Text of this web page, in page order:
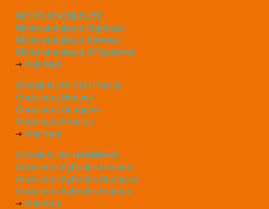
MICRO-ONDULEURS
Micro-onduleurs Enphase
Micro-onduleurs Atmoce
Micro-onduleurs APsystems
Voir tout
ONDULEURS CENTRAUX
Onduleurs Huawei
Onduleurs Sungrow
Onduleurs Fronius
Voir tout
ONDULEURS HYBRIDES
Onduleurs hybrides Huawei
Onduleurs hybrides Sungrow
Onduleurs hybrides Fronius
Voir tout